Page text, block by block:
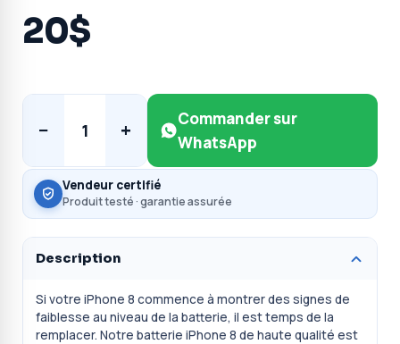
20$
− 1 +
Commander sur
WhatsApp
Vendeur certifié
Produit testé · garantie assurée
Description
Si votre iPhone 8 commence à montrer des signes de
faiblesse au niveau de la batterie, il est temps de la
remplacer. Notre batterie iPhone 8 de haute qualité est